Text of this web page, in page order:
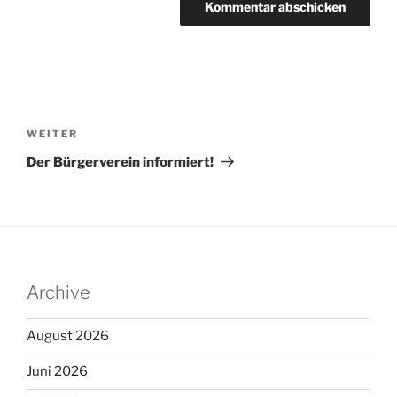
Nächster
Beitrag
WEITER
Der Bürgerverein informiert!
Archive
August 2026
Juni 2026